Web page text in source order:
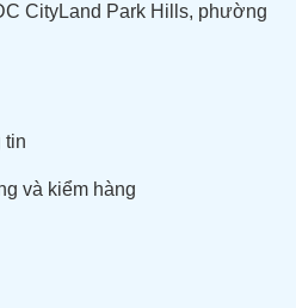
CityLand Park Hills, phường
tin
và kiểm hàng